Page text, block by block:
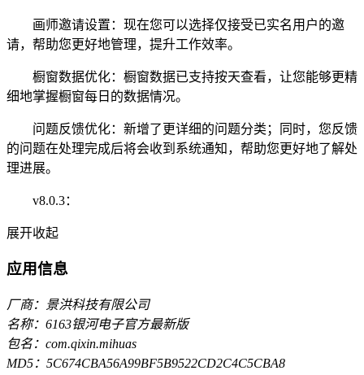
画师邀请设置：现在您可以选择仅接受已实名用户的邀
请，帮助您更好地管理，提升工作效率。
橱窗数据优化：橱窗数据已支持按天查看，让您能够更精
细地掌握橱窗每日的数据情况。
问题反馈优化：新增了更详细的问题分类；同时，您反馈
的问题在处理完成后将会收到系统通知，帮助您更好地了解处
理进展。
v8.0.3：
展开收起
应用信息
厂商：景洪科技有限公司
名称：6163银河电子官方最新版
包名：com.qixin.mihuas
MD5：5C674CBA56A99BF5B9522CD2C4C5CBA8